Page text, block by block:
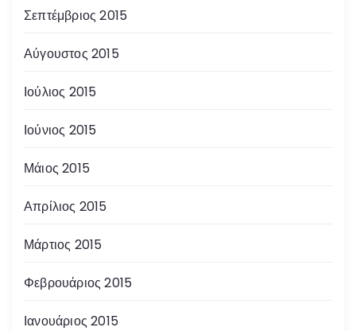
Σεπτέμβριος 2015
Αύγουστος 2015
Ιούλιος 2015
Ιούνιος 2015
Μάιος 2015
Απρίλιος 2015
Μάρτιος 2015
Φεβρουάριος 2015
Ιανουάριος 2015